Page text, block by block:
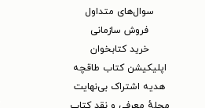
سوال‌های متداول
فروش سازمانی
خرید کتابخوان
اپلیکیشن کتاب طاقچه
هدیه اشتراک بی‌نهایت
مجلهٔ معرفی و نقد کتاب